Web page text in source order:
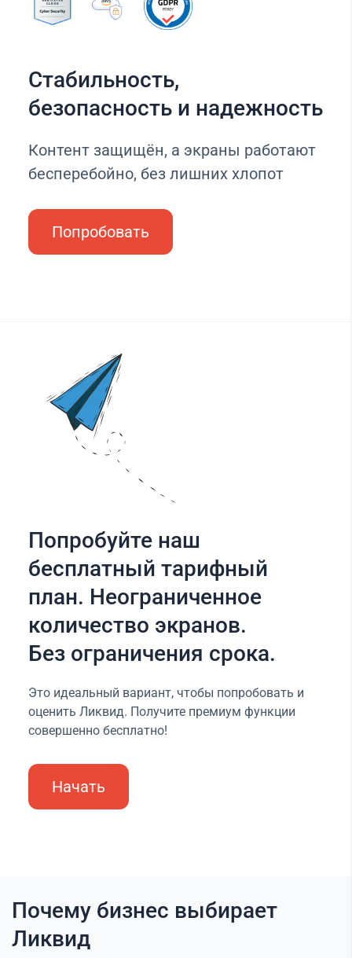
Стабильность,
безопасность и надежность
Контент защищён, а экраны работают
бесперебойно, без лишних хлопот
Попробовать
Попробуйте наш
бесплатный тарифный
план. Неограниченное
количество экранов.
Без ограничения срока.
Это идеальный вариант, чтобы попробовать и
оценить Ликвид. Получите премиум функции
совершенно бесплатно!
Начать
Почему бизнес выбирает
Ликвид